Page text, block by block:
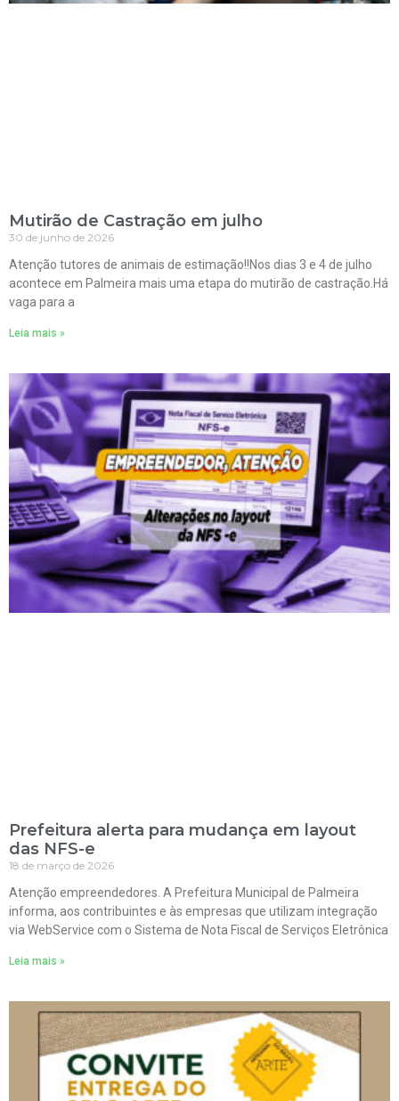
Mutirão de Castração em julho
30 de junho de 2026
Atenção tutores de animais de estimação!!Nos dias 3 e 4 de julho
acontece em Palmeira mais uma etapa do mutirão de castração.Há
vaga para a
Leia mais »
Prefeitura alerta para mudança em layout
das NFS-e
18 de março de 2026
Atenção empreendedores. A Prefeitura Municipal de Palmeira
informa, aos contribuintes e às empresas que utilizam integração
via WebService com o Sistema de Nota Fiscal de Serviços Eletrônica
Leia mais »